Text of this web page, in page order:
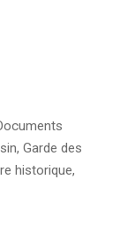
, Garde des
historique,